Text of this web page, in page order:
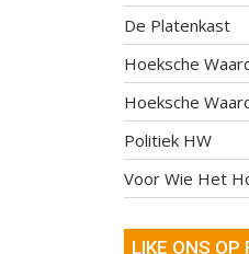
De Platenkast
Hoeksche
Hoeksche
Politiek HW
Voor Wie Het
LIKE ONS OP